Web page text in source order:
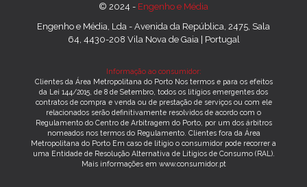
© 2024 - Engenho e Média
Engenho e Média, Lda - Avenida da República, 2475, Sala
64, 4430-208 Vila Nova de Gaia | Portugal
Informação ao consumidor:
Clientes da Área Metropolitana do Porto Nos termos e para os efeitos
da Lei 144/2015, de 8 de Setembro, todos os litígios emergentes dos
contratos de compra e venda ou de prestação de serviços ou com ele
relacionados serão definitivamente resolvidos de acordo com o
Regulamento do Centro de Arbitragem do Porto, por um dos árbitros
nomeados nos termos do Regulamento. Clientes fora da Área
Metropolitana do Porto Em caso de litígio o consumidor pode recorrer a
uma Entidade de Resolução Alternativa de Litígios de Consumo (RAL).
Mais informações em www.consumidor.pt